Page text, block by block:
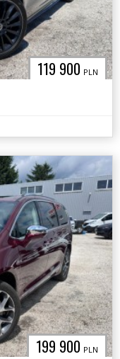
119 900 PLN
199 900 PLN